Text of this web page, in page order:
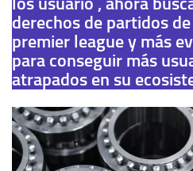
derechos de partidos
premier league y más
para conseguir más
atrapados en su